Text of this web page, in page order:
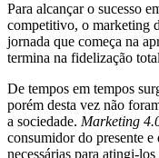
Para alcançar o sucesso
competitivo, o marketing
jornada que começa na
termina na fidelização
De tempos em tempos
porém desta vez não
a sociedade. Marketing
consumidor do presente
necessárias para atingi-